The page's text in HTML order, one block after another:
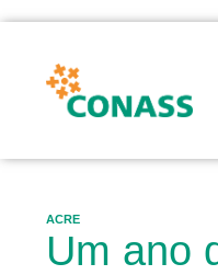
ACRE
Um ano